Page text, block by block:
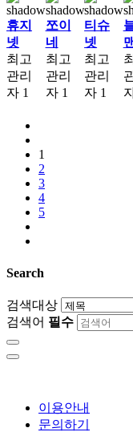
휴지
넷
최고
관리
자 1
쪼이
네
최고
관리
자 1
티슈
넷
최고
관리
자 1
맨
1
2
3
4
5
Search
검색대상
검색어 필수
이용안내
문의하기